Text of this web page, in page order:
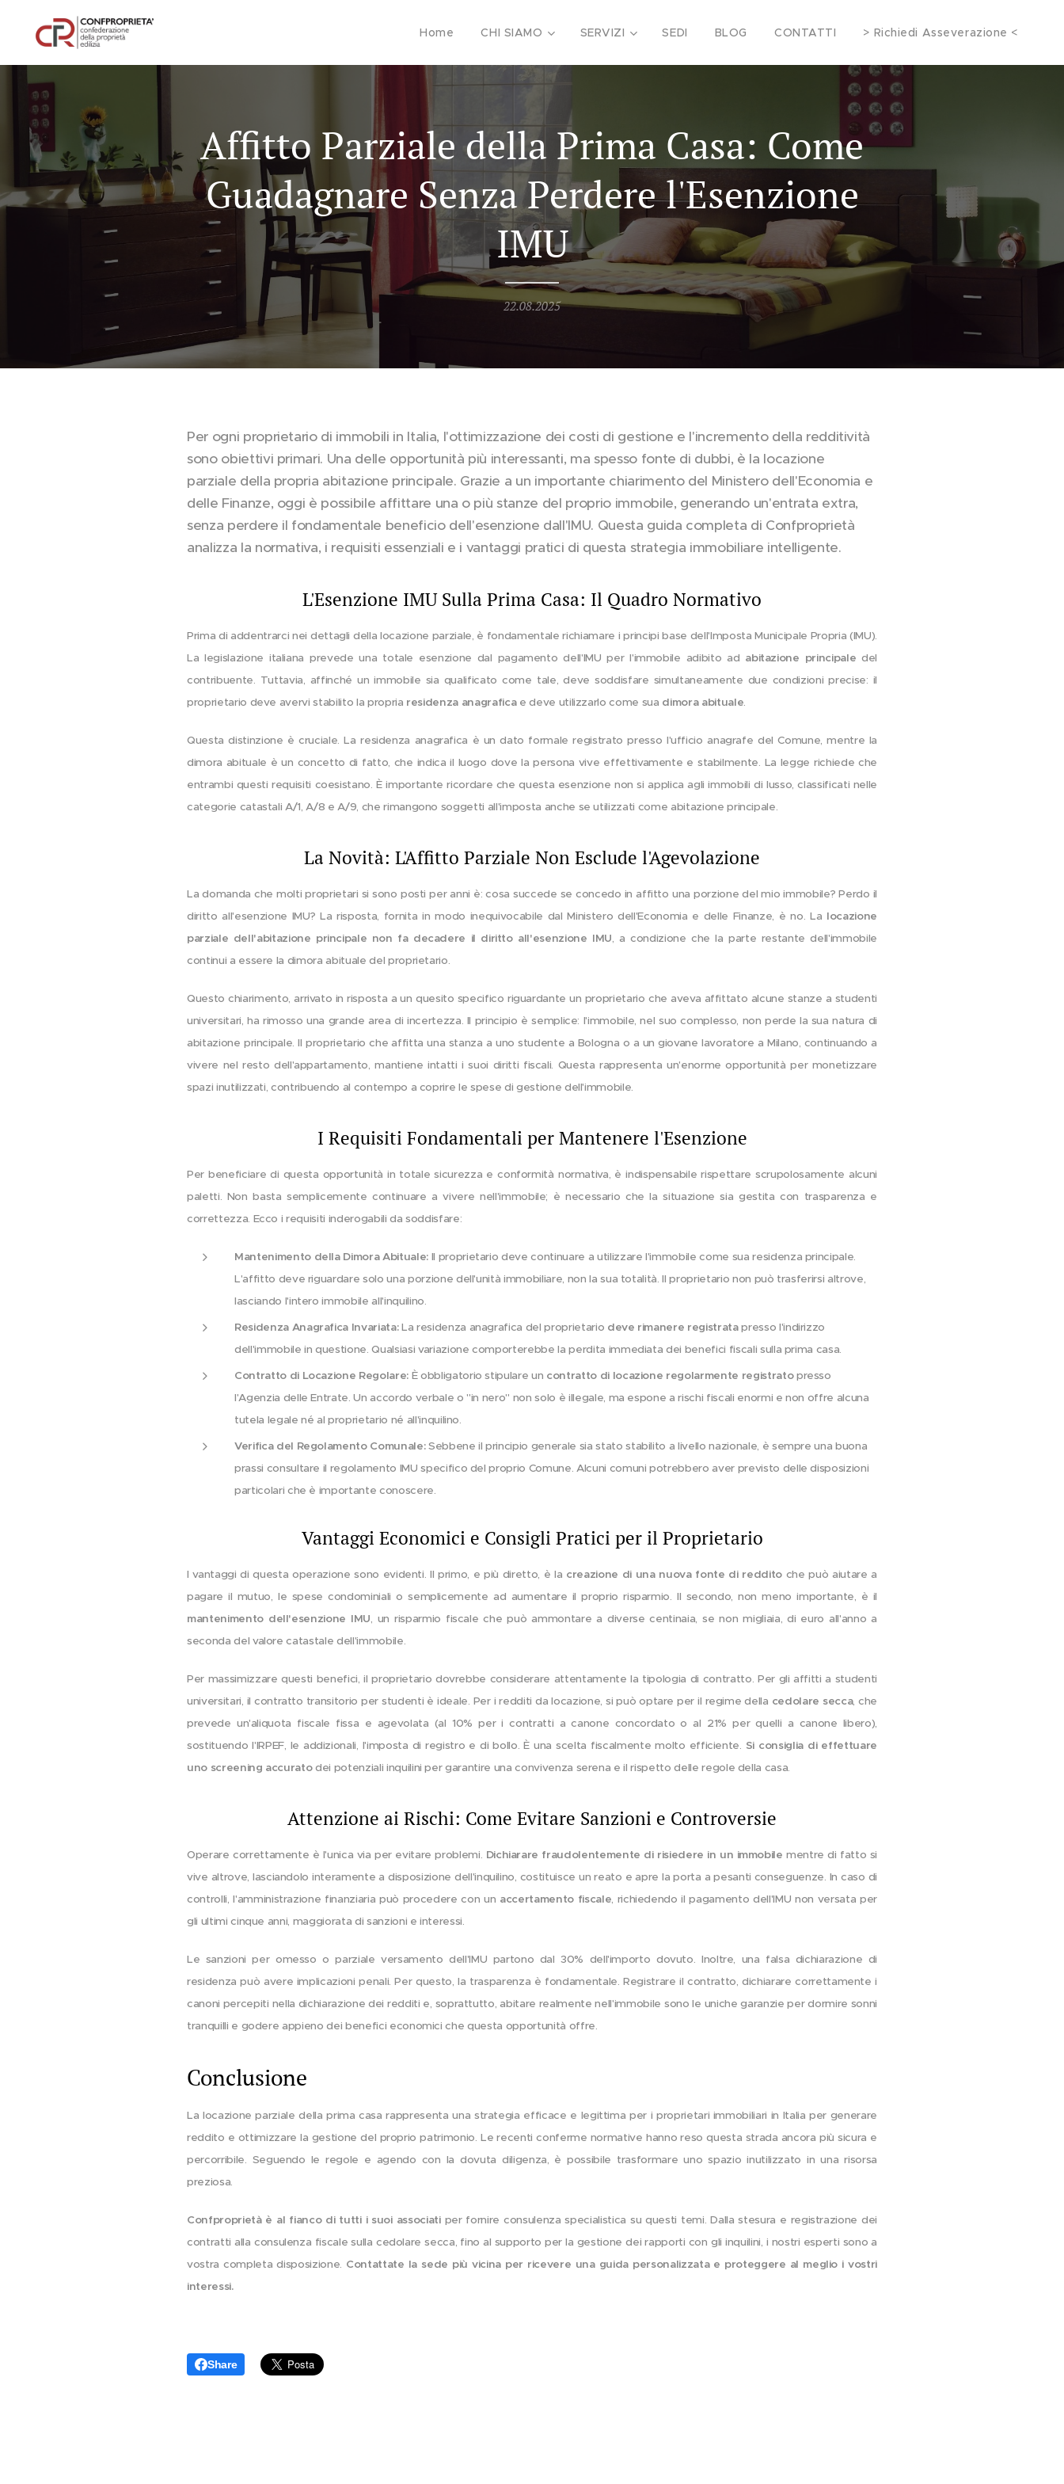
Home CHI SIAMO SERVIZI SEDI BLOG CONTATTI > Richiedi Asseverazione <
Affitto Parziale della Prima Casa: Come
Guadagnare Senza Perdere l'Esenzione
IMU
22.08.2025
Per ogni proprietario di immobili in Italia, l'ottimizzazione dei costi di gestione e l'incremento della redditività
sono obiettivi primari. Una delle opportunità più interessanti, ma spesso fonte di dubbi, è la locazione
parziale della propria abitazione principale. Grazie a un importante chiarimento del Ministero dell'Economia e
delle Finanze, oggi è possibile affittare una o più stanze del proprio immobile, generando un'entrata extra,
senza perdere il fondamentale beneficio dell'esenzione dall'IMU. Questa guida completa di Confproprietà
analizza la normativa, i requisiti essenziali e i vantaggi pratici di questa strategia immobiliare intelligente.
L'Esenzione IMU Sulla Prima Casa: Il Quadro Normativo
Prima di addentrarci nei dettagli della locazione parziale, è fondamentale richiamare i principi base dell'Imposta Municipale Propria (IMU).
La legislazione italiana prevede una totale esenzione dal pagamento dell'IMU per l'immobile adibito ad abitazione principale del
contribuente. Tuttavia, affinché un immobile sia qualificato come tale, deve soddisfare simultaneamente due condizioni precise: il
proprietario deve avervi stabilito la propria residenza anagraficae deve utilizzarlo come sua dimora abituale.
Questa distinzione è cruciale. La residenza anagrafica è un dato formale registrato presso l'ufficio anagrafe del Comune, mentre la
dimora abituale è un concetto di fatto, che indica il luogo dove la persona vive effettivamente e stabilmente. La legge richiede che
entrambi questi requisiti coesistano. È importante ricordare che questa esenzione non si applica agli immobili di lusso, classificati nelle
categorie catastali A/1, A/8 e A/9, che rimangono soggetti all'imposta anche se utilizzati come abitazione principale.
La Novità: L'Affitto Parziale Non Esclude l'Agevolazione
La domanda che molti proprietari si sono posti per anni è: cosa succede se concedo in affitto una porzione del mio immobile? Perdo il
diritto all'esenzione IMU? La risposta, fornita in modo inequivocabile dal Ministero dell'Economia e delle Finanze, è no. La locazione
parziale dell'abitazione principale non fa decadere il diritto all'esenzione IMU, a condizione che la parte restante dell'immobile
continui a essere la dimora abituale del proprietario.
Questo chiarimento, arrivato in risposta a un quesito specifico riguardante un proprietario che aveva affittato alcune stanze a studenti
universitari, ha rimosso una grande area di incertezza. Il principio è semplice: l'immobile, nel suo complesso, non perde la sua natura di
abitazione principale. Il proprietario che affitta una stanza a uno studente a Bologna o a un giovane lavoratore a Milano, continuando a
vivere nel resto dell'appartamento, mantiene intatti i suoi diritti fiscali. Questa rappresenta un'enorme opportunità per monetizzare
spazi inutilizzati, contribuendo al contempo a coprire le spese di gestione dell'immobile.
I Requisiti Fondamentali per Mantenere l'Esenzione
Per beneficiare di questa opportunità in totale sicurezza e conformità normativa, è indispensabile rispettare scrupolosamente alcuni
paletti. Non basta semplicemente continuare a vivere nell'immobile; è necessario che la situazione sia gestita con trasparenza e
correttezza. Ecco i requisiti inderogabili da soddisfare:
Mantenimento della Dimora Abituale:Il proprietario deve continuare a utilizzare l'immobile come sua residenza principale.
L'affitto deve riguardare solo una porzione dell'unità immobiliare, non la sua totalità. Il proprietario non può trasferirsi altrove,
lasciando l'intero immobile all'inquilino.
Residenza Anagrafica Invariata:La residenza anagrafica del proprietario deve rimanere registratapresso l'indirizzo
dell'immobile in questione. Qualsiasi variazione comporterebbe la perdita immediata dei benefici fiscali sulla prima casa.
Contratto di Locazione Regolare: È obbligatorio stipulare un contratto di locazione regolarmente registratopresso
l'Agenzia delle Entrate. Un accordo verbale o "in nero" non solo è illegale, ma espone a rischi fiscali enormi e non offre alcuna
tutela legale né al proprietario né all'inquilino.
Verifica del Regolamento Comunale:Sebbene il principio generale sia stato stabilito a livello nazionale, è sempre una buona
prassi consultare il regolamento IMU specifico del proprio Comune. Alcuni comuni potrebbero aver previsto delle disposizioni
particolari che è importante conoscere.
Vantaggi Economici e Consigli Pratici per il Proprietario
I vantaggi di questa operazione sono evidenti. Il primo, e più diretto, è la creazione di una nuova fonte di reddito che può aiutare a
pagare il mutuo, le spese condominiali o semplicemente ad aumentare il proprio risparmio. Il secondo, non meno importante, è il
mantenimento dell'esenzione IMU, un risparmio fiscale che può ammontare a diverse centinaia, se non migliaia, di euro all'anno a
seconda del valore catastale dell'immobile.
Per massimizzare questi benefici, il proprietario dovrebbe considerare attentamente la tipologia di contratto. Per gli affitti a studenti
universitari, il contratto transitorio per studenti è ideale. Per i redditi da locazione, si può optare per il regime della cedolare secca, che
prevede un'aliquota fiscale fissa e agevolata (al 10% per i contratti a canone concordato o al 21% per quelli a canone libero),
sostituendo l'IRPEF, le addizionali, l'imposta di registro e di bollo. È una scelta fiscalmente molto efficiente. Si consiglia di effettuare
uno screening accuratodei potenziali inquilini per garantire una convivenza serena e il rispetto delle regole della casa.
Attenzione ai Rischi: Come Evitare Sanzioni e Controversie
Operare correttamente è l'unica via per evitare problemi. Dichiarare fraudolentemente di risiedere in un immobile mentre di fatto si
vive altrove, lasciandolo interamente a disposizione dell'inquilino, costituisce un reato e apre la porta a pesanti conseguenze. In caso di
controlli, l'amministrazione finanziaria può procedere con un accertamento fiscale, richiedendo il pagamento dell'IMU non versata per
gli ultimi cinque anni, maggiorata di sanzioni e interessi.
Le sanzioni per omesso o parziale versamento dell'IMU partono dal 30% dell'importo dovuto. Inoltre, una falsa dichiarazione di
residenza può avere implicazioni penali. Per questo, la trasparenza è fondamentale. Registrare il contratto, dichiarare correttamente i
canoni percepiti nella dichiarazione dei redditi e, soprattutto, abitare realmente nell'immobile sono le uniche garanzie per dormire sonni
tranquilli e godere appieno dei benefici economici che questa opportunità offre.
Conclusione
La locazione parziale della prima casa rappresenta una strategia efficace e legittima per i proprietari immobiliari in Italia per generare
reddito e ottimizzare la gestione del proprio patrimonio. Le recenti conferme normative hanno reso questa strada ancora più sicura e
percorribile. Seguendo le regole e agendo con la dovuta diligenza, è possibile trasformare uno spazio inutilizzato in una risorsa
preziosa.
Confproprietà è al fianco di tutti i suoi associatiper fornire consulenza specialistica su questi temi. Dalla stesura e registrazione dei
contratti alla consulenza fiscale sulla cedolare secca, fino al supporto per la gestione dei rapporti con gli inquilini, i nostri esperti sono a
vostra completa disposizione. Contattate la sede più vicina per ricevere una guida personalizzata e proteggere al meglio i vostri
interessi.
Share